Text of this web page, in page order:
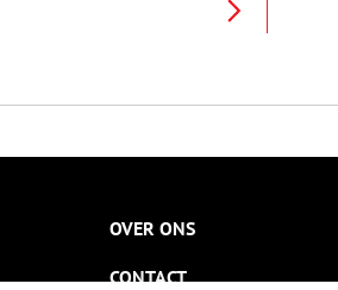
in twee etappes. Vandaag is
terrein
OVER ONS
CONTACT